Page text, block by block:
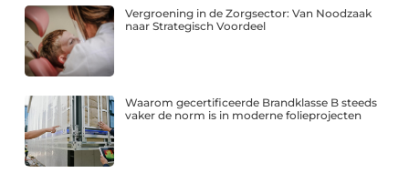
Vergroening in de Zorgsector: Van Noodzaak
naar Strategisch Voordeel
Waarom gecertificeerde Brandklasse B steeds
vaker de norm is in moderne folieprojecten